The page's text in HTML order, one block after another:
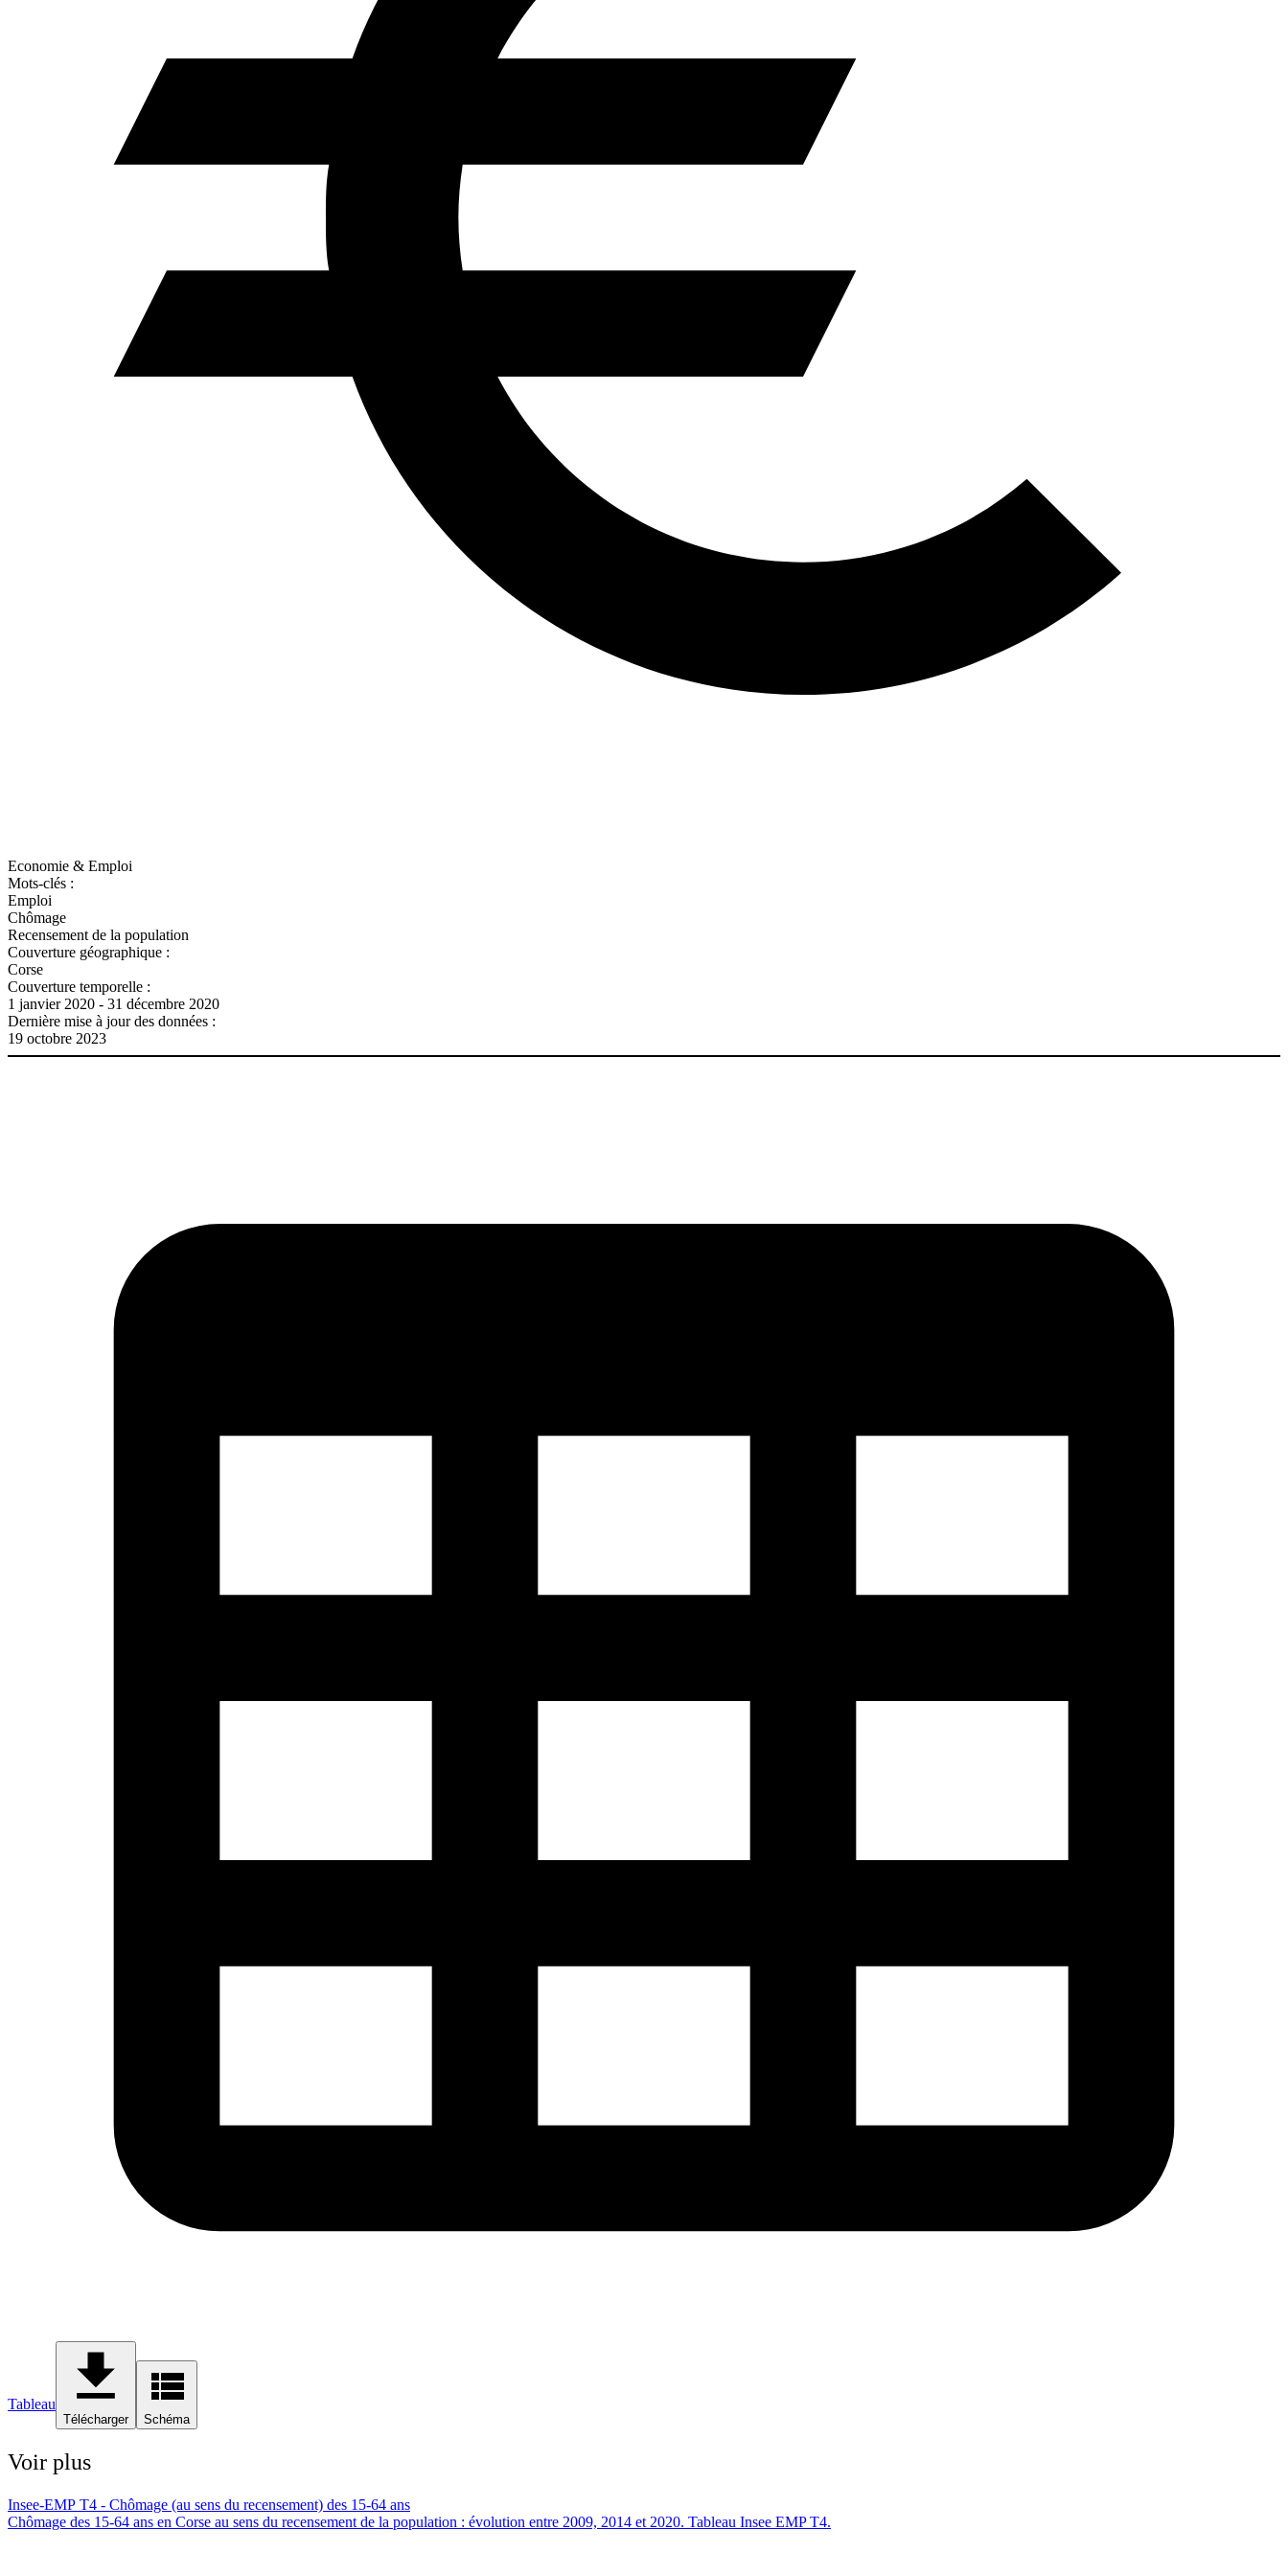
Economie & Emploi
Mots-clés :
Emploi
Chômage
Recensement de la population
Couverture géographique :
Corse
Couverture temporelle :
1 janvier 2020 - 31 décembre 2020
Dernière mise à jour des données :
19 octobre 2023
Tableau
Télécharger Schéma
Voir plus
Insee-EMP T4 - Chômage (au sens du recensement) des 15-64 ans
Chômage des 15-64 ans en Corse au sens du recensement de la population : évolution entre 2009, 2014 et 2020. Tableau Insee EMP T4.